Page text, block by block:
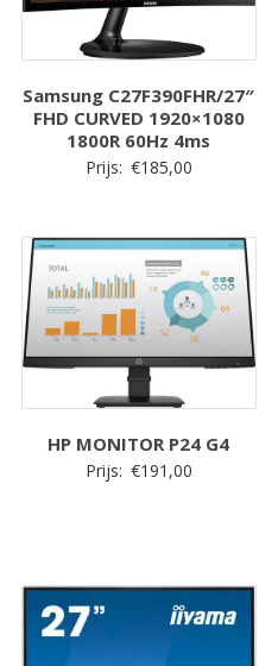
Samsung C27F390FHR/27″
FHD CURVED 1920×1080
1800R 60Hz 4ms
Prijs: €185,00
HP MONITOR P24 G4
Prijs: €191,00